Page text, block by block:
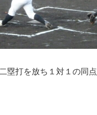
塁打を放ち１対１の同点